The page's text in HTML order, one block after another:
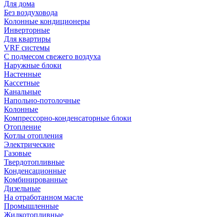
Для дома
Без воздуховода
Колонные кондиционеры
Инверторные
Для квартиры
VRF системы
С подмесом свежего воздуха
Наружные блоки
Настенные
Кассетные
Канальные
Напольно-потолочные
Колонные
Компрессорно-конденсаторные блоки
Отопление
Котлы отопления
Электрические
Газовые
Твердотопливные
Конденсационные
Комбинированные
Дизельные
На отработанном масле
Промышленные
Жидкотопливные